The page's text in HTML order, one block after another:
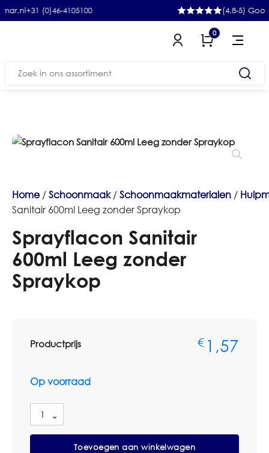
+31 (0)46-4105100 (4,8-5) Google
0
Zoeken
Home/Schoonmaak/Schoonmaakmaterialen /
Sanitair 600ml Leeg zonder Spraykop
Sprayflacon Sanitair
600ml Leeg zonder
Spraykop
Productprijs € 1,57
Op voorraad
Sprayflacon
Sanitair
600ml
Toevoegen aan winkelwagen